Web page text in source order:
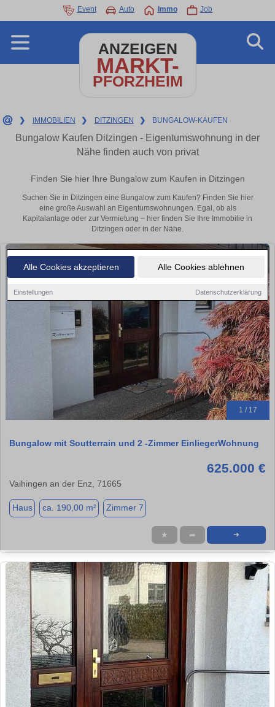
Alle Cookies akzeptieren Alle Cookies ablehnen
Einstellungen Datenschutzerklärung
Event Auto Immo Job
ANZEIGEN
MARKT-
PFORZHEIM
❯ IMMOBILIEN ❯ DITZINGEN ❯ BUNGALOW-KAUFEN
Bungalow Kaufen Ditzingen - Eigentumswohnung in der
Nähe finden auch von privat
Finden Sie hier Ihre Bungalow zum Kaufen in Ditzingen
Suchen Sie in Ditzingen eine Bungalow zum Kaufen? Finden Sie hier
eine große Auswahl an Eigentumswohnungen. Egal, ob als
Kapitalanlage oder zur Vermietung – hier finden Sie Ihre Immobilie in
Ditzingen oder in der Nähe.
1 / 17
Bungalow mit Soutterrain und 2 -Zimmer EinliegerWohnung
625.000 €
Vaihingen an der Enz, 71665
Haus ca. 190,00 m² Zimmer 7
★ ➦ ➜